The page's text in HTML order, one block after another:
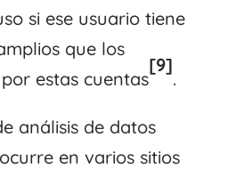
si ese usuario tiene
que los
estas cuentas
[9]
.
análisis de datos
en varios sitios